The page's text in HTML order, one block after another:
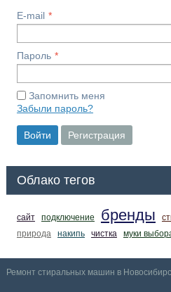
E-mail
Пароль
Запомнить меня
Забыли пароль?
Войти Регистрация
Облако тегов
сайт подключение бренды
природа
накипь чистка муки
Ремонт стиральных машин в